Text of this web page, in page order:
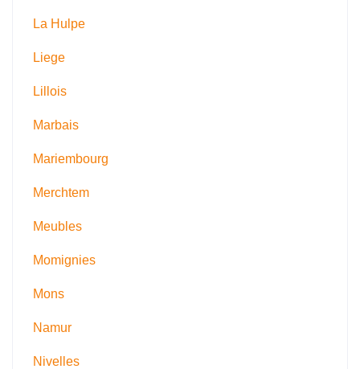
La Hulpe
Liege
Lillois
Marbais
Mariembourg
Merchtem
Meubles
Momignies
Mons
Namur
Nivelles